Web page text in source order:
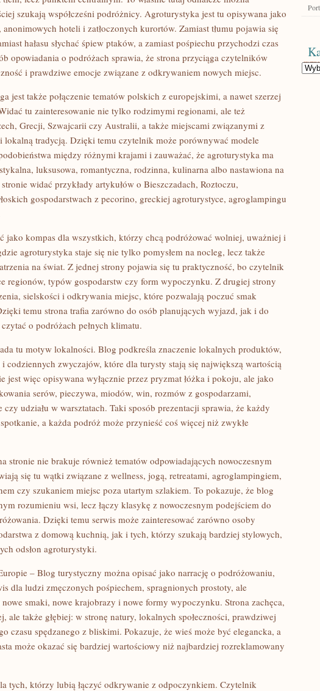
szukają współcześni podróżnicy. Agroturystyka jest tu opisywana jako
hoteli i zatłoczonych kurortów. Zamiast tłumu pojawia się
hałasu słychać śpiew ptaków, a zamiast pośpiechu przychodzi czas
opowiadania o podróżach sprawia, że strona przyciąga czytelników
i prawdziwe emocje związane z odkrywaniem nowych miejsc.
jest także połączenie tematów polskich z europejskimi, a nawet szerzej
tu zainteresowanie nie tylko rodzimymi regionami, ale też
Grecji, Szwajcarii czy Australii, a także miejscami związanymi z
lokalną tradycją. Dzięki temu czytelnik może porównywać modele
między różnymi krajami i zauważać, że agroturystyka ma
luksusowa, romantyczna, rodzinna, kulinarna albo nastawiona na
widać przykłady artykułów o Bieszczadach, Roztoczu,
gospodarstwach z pecorino, greckiej agroturystyce, agroglampingu
jako kompas dla wszystkich, którzy chcą podróżować wolniej, uważniej i
agroturystyka staje się nie tylko pomysłem na nocleg, lecz także
na świat. Z jednej strony pojawia się tu praktyczność, bo czytelnik
regionów, typów gospodarstw czy form wypoczynku. Z drugiej strony
sielskości i odkrywania miejsc, które pozwalają poczuć smak
temu strona trafia zarówno do osób planujących wyjazd, jak i do
o podróżach pełnych klimatu.
tu motyw lokalności. Blog podkreśla znaczenie lokalnych produktów,
codziennych zwyczajów, które dla turysty stają się największą wartością
jest więc opisywana wyłącznie przez pryzmat łóżka i pokoju, ale jako
serów, pieczywa, miodów, win, rozmów z gospodarzami,
udziału w warsztatach. Taki sposób prezentacji sprawia, że każdy
a każda podróż może przynieść coś więcej niż zwykłe
stronie nie brakuje również tematów odpowiadających nowoczesnym
się tu wątki związane z wellness, jogą, retreatami, agroglampingiem,
czy szukaniem miejsc poza utartym szlakiem. To pokazuje, że blog
rozumieniu wsi, lecz łączy klasykę z nowoczesnym podejściem do
Dzięki temu serwis może zainteresować zarówno osoby
z domową kuchnią, jak i tych, którzy szukają bardziej stylowych,
odsłon agroturystyki.
– Blog turystyczny można opisać jako narrację o podróżowaniu,
dla ludzi zmęczonych pośpiechem, spragnionych prostoty, ale
smaki, nowe krajobrazy i nowe formy wypoczynku. Strona zachęca,
ale także głębiej: w stronę natury, lokalnych społeczności, prawdziwej
czasu spędzanego z bliskimi. Pokazuje, że wieś może być elegancka, a
może okazać się bardziej wartościowy niż najbardziej rozreklamowany
tych, którzy lubią łączyć odkrywanie z odpoczynkiem. Czytelnik